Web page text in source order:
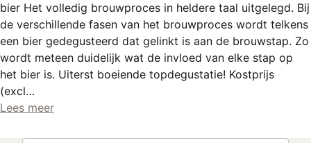
bier Het volledig brouwproces in heldere taal uitgelegd. Bij
de verschillende fasen van het brouwproces wordt telkens
een bier gedegusteerd dat gelinkt is aan de brouwstap. Zo
wordt meteen duidelijk wat de invloed van elke stap op
het bier is. Uiterst boeiende topdegustatie! Kostprijs
(excl…
Lees meer